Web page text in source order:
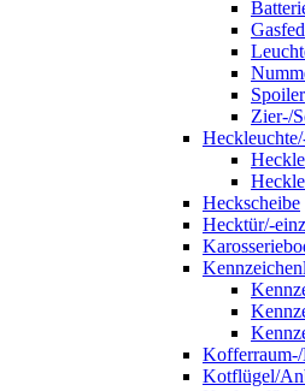
Spoiler
Zier-/
Heckscheibe
Hecktür/-
Kofferraum-/
Kotflügel/